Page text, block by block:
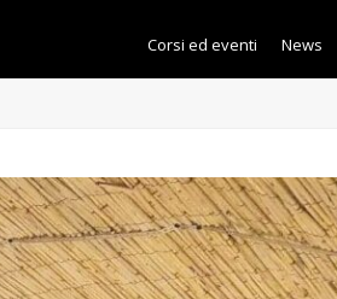
Corsi ed eventi News